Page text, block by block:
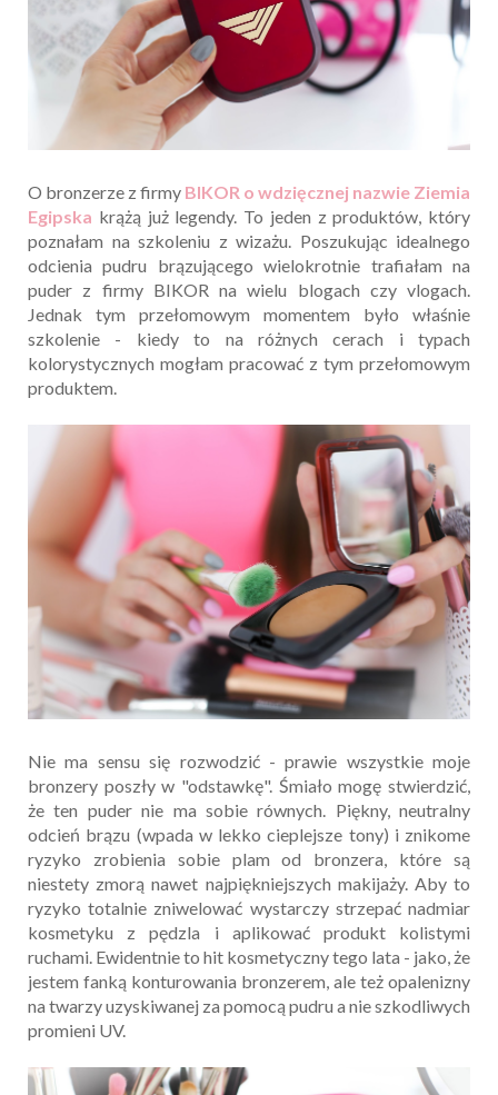
O bronzerze z firmy BIKOR o wdzięcznej nazwie Ziemia
Egipska krążą już legendy. To jeden z produktów, który
poznałam na szkoleniu z wizażu. Poszukując idealnego
odcienia pudru brązującego wielokrotnie trafiałam na
puder z firmy BIKOR na wielu blogach czy vlogach.
Jednak tym przełomowym momentem było właśnie
szkolenie - kiedy to na różnych cerach i typach
kolorystycznych mogłam pracować z tym przełomowym
produktem.
Nie ma sensu się rozwodzić - prawie wszystkie moje
bronzery poszły w "odstawkę". Śmiało mogę stwierdzić,
że ten puder nie ma sobie równych. Piękny, neutralny
odcień brązu (wpada w lekko cieplejsze tony) i znikome
ryzyko zrobienia sobie plam od bronzera, które są
niestety zmorą nawet najpiękniejszych makijaży. Aby to
ryzyko totalnie zniwelować wystarczy strzepać nadmiar
kosmetyku z pędzla i aplikować produkt kolistymi
ruchami. Ewidentnie to hit kosmetyczny tego lata - jako, że
jestem fanką konturowania bronzerem, ale też opalenizny
na twarzy uzyskiwanej za pomocą pudru a nie szkodliwych
promieni UV.